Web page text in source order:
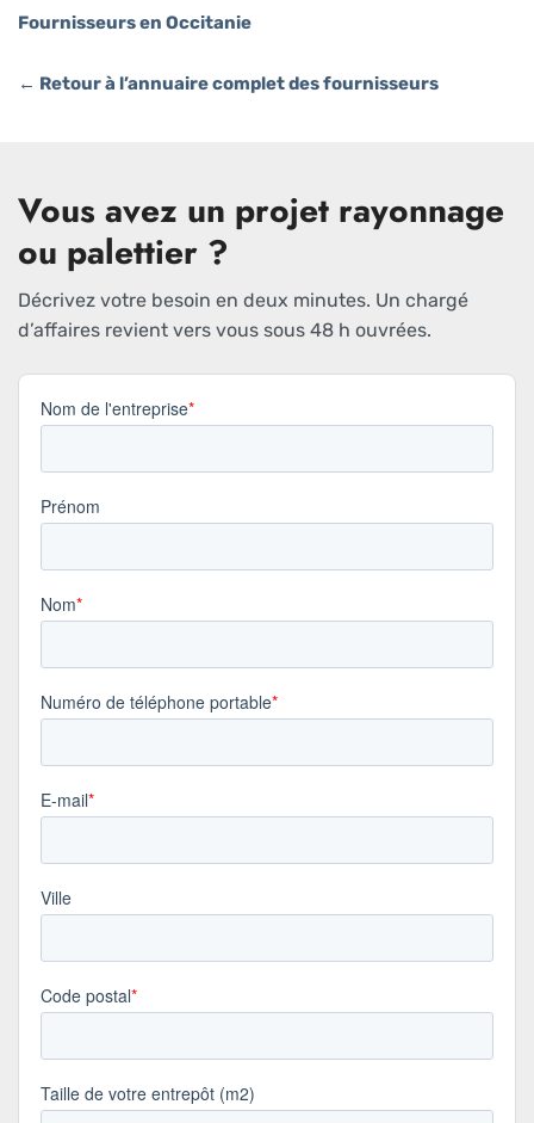
Fournisseurs en Occitanie
← Retour à l’annuaire complet des fournisseurs
Vous avez un projet rayonnage
ou palettier ?
Décrivez votre besoin en deux minutes. Un chargé
d’affaires revient vers vous sous 48 h ouvrées.